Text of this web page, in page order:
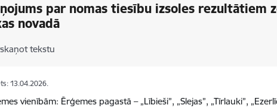
par nomas tiesību izsoles rezultātiem
novadā
tekstu
13.04.2026.
vienībām: Ērģemes pagastā – „Lībieši”, „Slejas”, „Tīrlauki”,